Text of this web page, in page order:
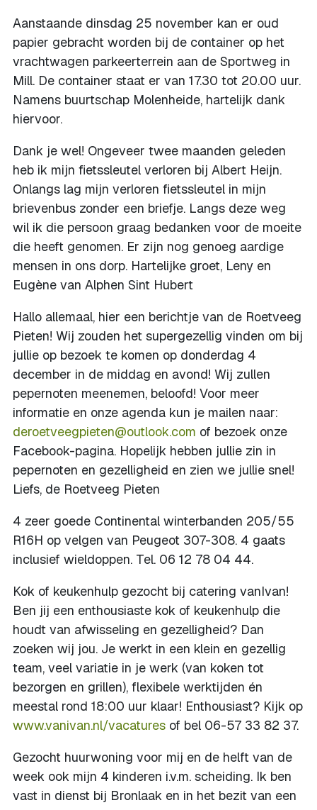
Aanstaande dinsdag 25 november kan er oud
papier gebracht worden bij de container op het
vrachtwagen parkeerterrein aan de Sportweg in
Mill. De container staat er van 17.30 tot 20.00 uur.
Namens buurtschap Molenheide, hartelijk dank
hiervoor.
Dank je wel! Ongeveer twee maanden geleden
heb ik mijn fietssleutel verloren bij Albert Heijn.
Onlangs lag mijn verloren fietssleutel in mijn
brievenbus zonder een briefje. Langs deze weg
wil ik die persoon graag bedanken voor de moeite
die heeft genomen. Er zijn nog genoeg aardige
mensen in ons dorp. Hartelijke groet, Leny en
Eugène van Alphen Sint Hubert
Hallo allemaal, hier een berichtje van de Roetveeg
Pieten! Wij zouden het supergezellig vinden om bij
jullie op bezoek te komen op donderdag 4
december in de middag en avond! Wij zullen
pepernoten meenemen, beloofd! Voor meer
informatie en onze agenda kun je mailen naar:
deroetveegpieten@outlook.com of bezoek onze
Facebook-pagina. Hopelijk hebben jullie zin in
pepernoten en gezelligheid en zien we jullie snel!
Liefs, de Roetveeg Pieten
4 zeer goede Continental winterbanden 205/55
R16H op velgen van Peugeot 307-308. 4 gaats
inclusief wieldoppen. Tel. 06 12 78 04 44.
Kok of keukenhulp gezocht bij catering vanIvan!
Ben jij een enthousiaste kok of keukenhulp die
houdt van afwisseling en gezelligheid? Dan
zoeken wij jou. Je werkt in een klein en gezellig
team, veel variatie in je werk (van koken tot
bezorgen en grillen), flexibele werktijden én
meestal rond 18:00 uur klaar! Enthousiast? Kijk op
www.vanivan.nl/vacatures of bel 06-57 33 82 37.
Gezocht huurwoning voor mij en de helft van de
week ook mijn 4 kinderen i.v.m. scheiding. Ik ben
vast in dienst bij Bronlaak en in het bezit van een